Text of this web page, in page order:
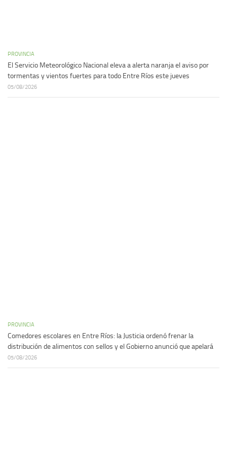
PROVINCIA
El Servicio Meteorológico Nacional eleva a alerta naranja el aviso por
tormentas y vientos fuertes para todo Entre Ríos este jueves
05/08/2026
PROVINCIA
Comedores escolares en Entre Ríos: la Justicia ordenó frenar la
distribución de alimentos con sellos y el Gobierno anunció que apelará
05/08/2026